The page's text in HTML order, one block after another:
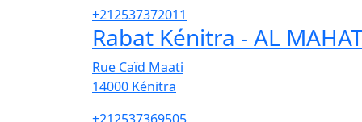
+212537372011
Rabat Kénitra - AL
Rue Caïd Maati
14000 Kénitra